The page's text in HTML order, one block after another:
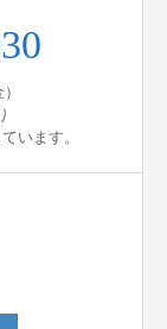
います。